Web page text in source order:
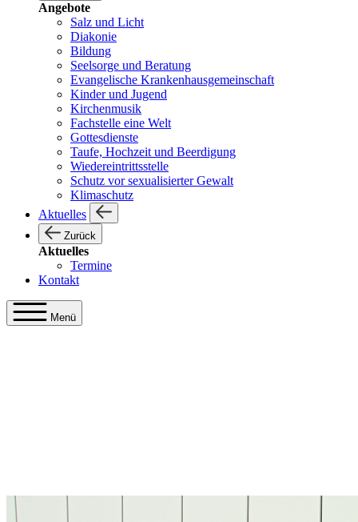
Angebote
Salz und Licht
Diakonie
Bildung
Seelsorge und Beratung
Evangelische Krankenhausgemeinschaft
Kinder und Jugend
Kirchenmusik
Fachstelle eine Welt
Gottesdienste
Taufe, Hochzeit und Beerdigung
Wiedereintrittsstelle
Schutz vor sexualisierter Gewalt
Klimaschutz
Aktuelles
Zurück
Aktuelles
Termine
Kontakt
Menü